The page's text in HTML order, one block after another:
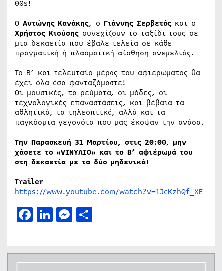
00s!
Ο Αντώνης Κανάκης, ο Γιάννης Σερβετάς και ο
Χρήστος Κιούσης συνεχίζουν το ταξίδι τους σε
μια δεκαετία που έβαλε τελεία σε κάθε
πραγματική ή πλασματική αίσθηση ανεμελιάς.
Το Β’ και τελευταίο μέρος του αφιερώματος θα
έχει όλα όσα φανταζόμαστε!
Οι μουσικές, τα ρεύματα, οι μόδες, οι
τεχνολογικές επαναστάσεις, και βέβαια τα
αθλητικά, τα τηλεοπτικά, αλλά και τα
παγκόσμια γεγονότα που μας έκοψαν την ανάσα.
Την Παρασκευή 31 Μαρτίου, στις 20:00, μην
χάσετε το «VINYΛΙΟ» και το Β’ αφιέρωμά του
στη δεκαετία με τα δύο μηδενικά!
Trailer
https://www.youtube.com/watch?v=1JeKzhQf_XE
Facebook
LinkedIn
Messenger